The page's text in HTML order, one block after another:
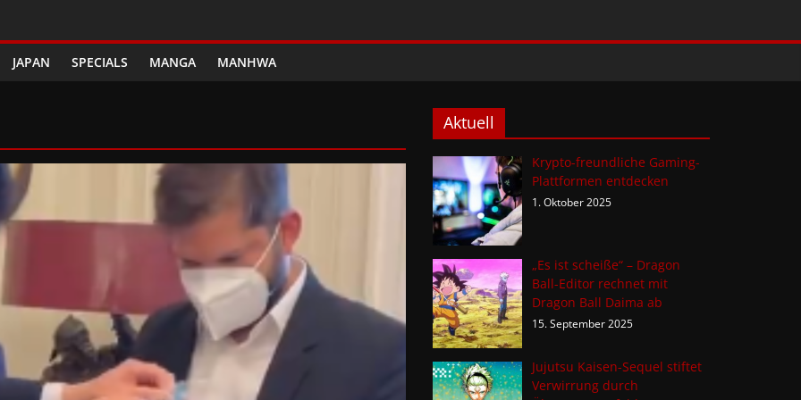
JAPAN SPECIALS MANGA MANHWA
Aktuell
Krypto-freundliche Gaming-
Plattformen entdecken
1. Oktober 2025
„Es ist scheiße“ – Dragon
Ball-Editor rechnet mit
Dragon Ball Daima ab
15. September 2025
Jujutsu Kaisen-Sequel stiftet
Verwirrung durch